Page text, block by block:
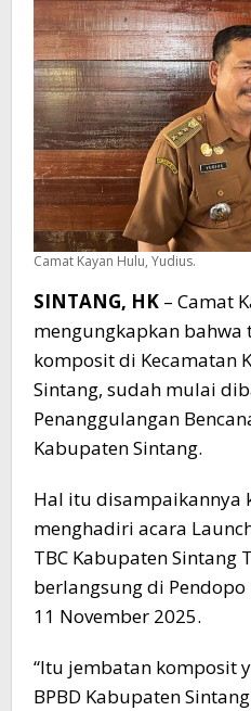
Camat Kayan Hulu, Yudius.
SINTANG, HK – Camat
mengungkapkan bahwa
komposit di Kecamatan
Sintang, sudah mulai
Penanggulangan
Kabupaten Sintang.
Hal itu disampaikannya
menghadiri acara
TBC Kabupaten Sintang
berlangsung di Pendopo
11 November 2025.
“Itu jembatan komposit
BPBD Kabupaten